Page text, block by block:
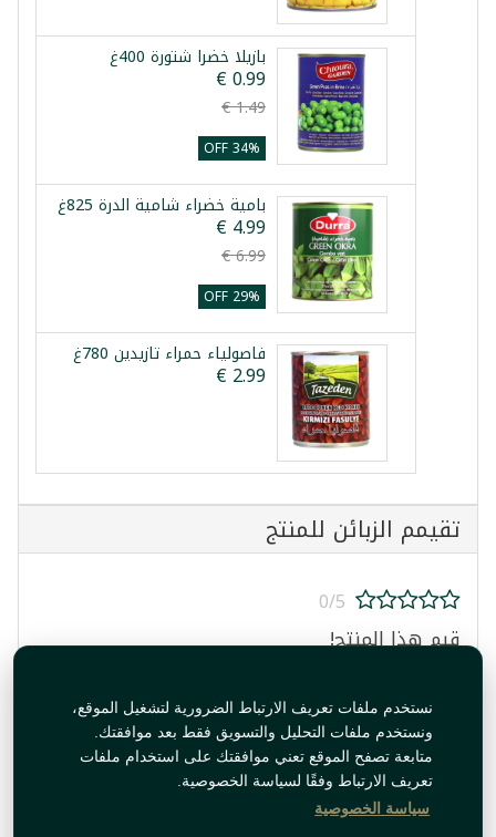
نستخدم ملفات تعريف الارتباط الضرورية لتشغيل الموقع،
ونستخدم ملفات التحليل والتسويق فقط بعد موافقتك.
متابعة تصفح الموقع تعني موافقتك على استخدام ملفات
تعريف الارتباط وفقًا لسياسة الخصوصية.
سياسة الخصوصية
بازيلا خضرا شتورة 400غ
34% OFF
بامية خضراء شامية الدرة 825غ
29% OFF
فاصولياء حمراء تازيدين 780غ
تقيمم الزبائن للمنتج
0/5
قيم هذا المنتج!
قيم المنتج